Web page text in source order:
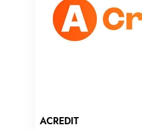
ACREDIT